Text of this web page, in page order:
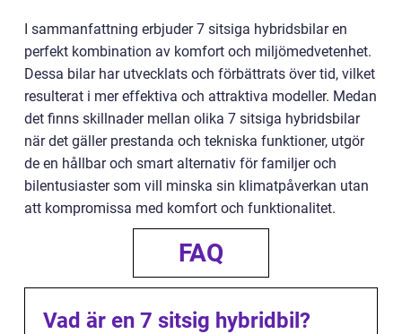
I sammanfattning erbjuder 7 sitsiga hybridsbilar en
perfekt kombination av komfort och miljömedvetenhet.
Dessa bilar har utvecklats och förbättrats över tid, vilket
resulterat i mer effektiva och attraktiva modeller. Medan
det finns skillnader mellan olika 7 sitsiga hybridsbilar
när det gäller prestanda och tekniska funktioner, utgör
de en hållbar och smart alternativ för familjer och
bilentusiaster som vill minska sin klimatpåverkan utan
att kompromissa med komfort och funktionalitet.
FAQ
Vad är en 7 sitsig hybridbil?